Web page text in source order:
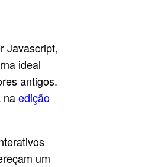
Javascript,
ideal
antigos.
naedição
um